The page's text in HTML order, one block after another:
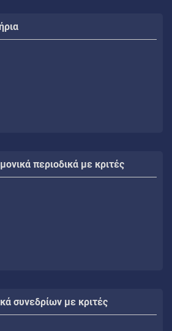
περιοδικά με κριτές
συνεδρίων με κριτές